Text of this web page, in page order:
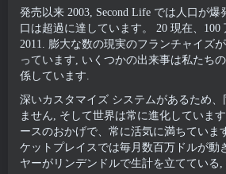
発売以来 2003, Second Life では人口が爆
口は超過に達しています。 20 現在、100
2011. 膨大な数の現実のフランチャイズ
っています, いくつかの出来事は私たち
係しています.
深いカスタマイズ システムがあるため
ません, そして世界は常に進化していま
ースのおかげで、常に活気に満ちていま
ケットプレイスでは毎月数百万ドルが動
ヤーがリンデンドルで生計を立てている